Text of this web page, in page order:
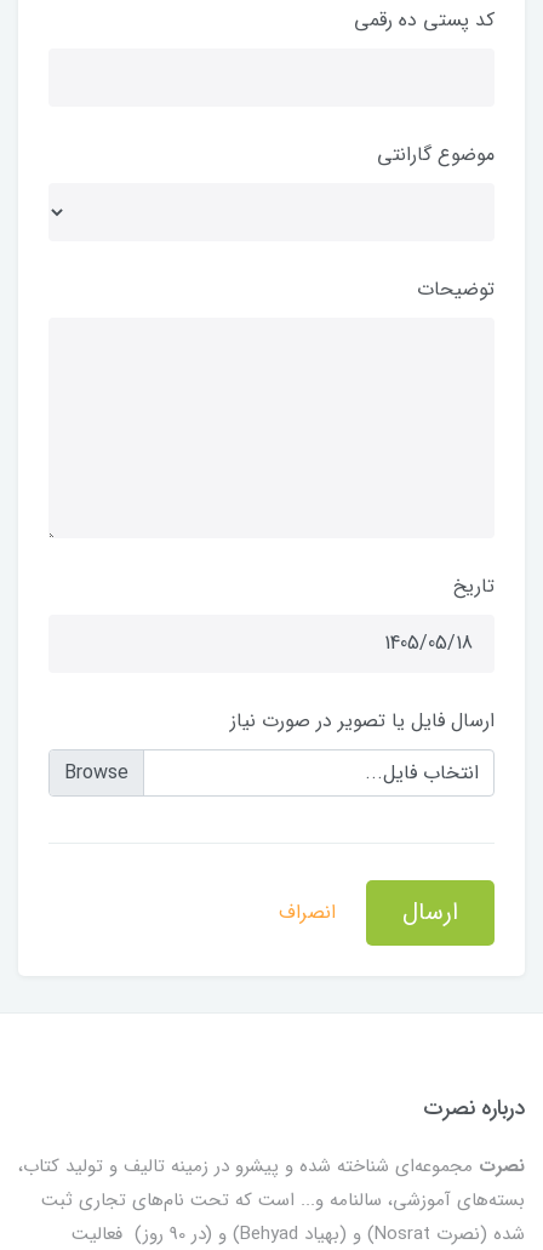
کد پستی ده رقمی
موضوع گارانتی
توضیحات
تاریخ
ارسال فایل یا تصویر در صورت نیاز
انتخاب فایل...
ارسال انصراف
درباره نصرت
نصرت مجموعه‌ای شناخته شده و پیشرو در زمینه تالیف و تولید کتاب،
بسته‌های آموزشی، سالنامه و... است که تحت نام‌های تجاری ثبت
شده (نصرت Nosrat) و (بهیاد Behyad) و (در 90 روز) فعالیت